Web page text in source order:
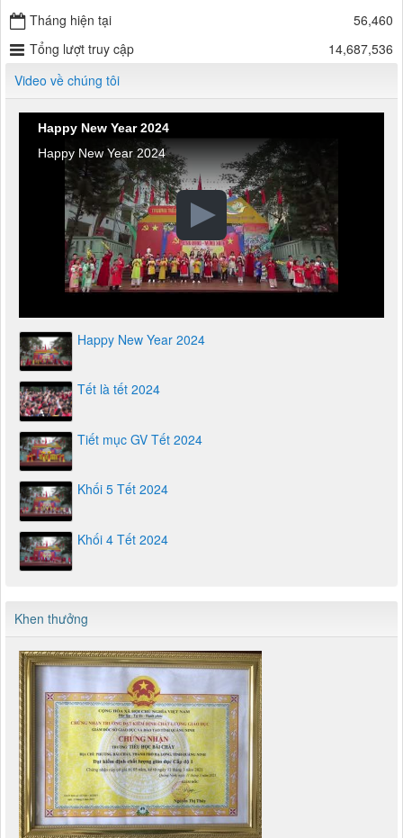
Tháng hiện tại
56,460
Tổng lượt truy cập
14,687,536
Video về chúng tôi
Happy New Year 2024
Happy New Year 2024
Happy New Year 2024
Tết là tết 2024
Tiết mục GV Tết 2024
Khối 5 Tết 2024
Khối 4 Tết 2024
Khen thưởng